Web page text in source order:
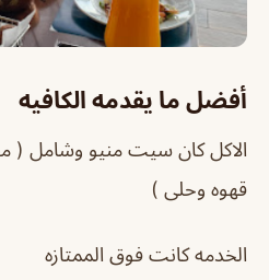
أفضل ما يقدمه الكافيه
الاكل كان سيت منيو وشامل (
قهوه وحلى )
الخدمه كانت فوق الممتازه